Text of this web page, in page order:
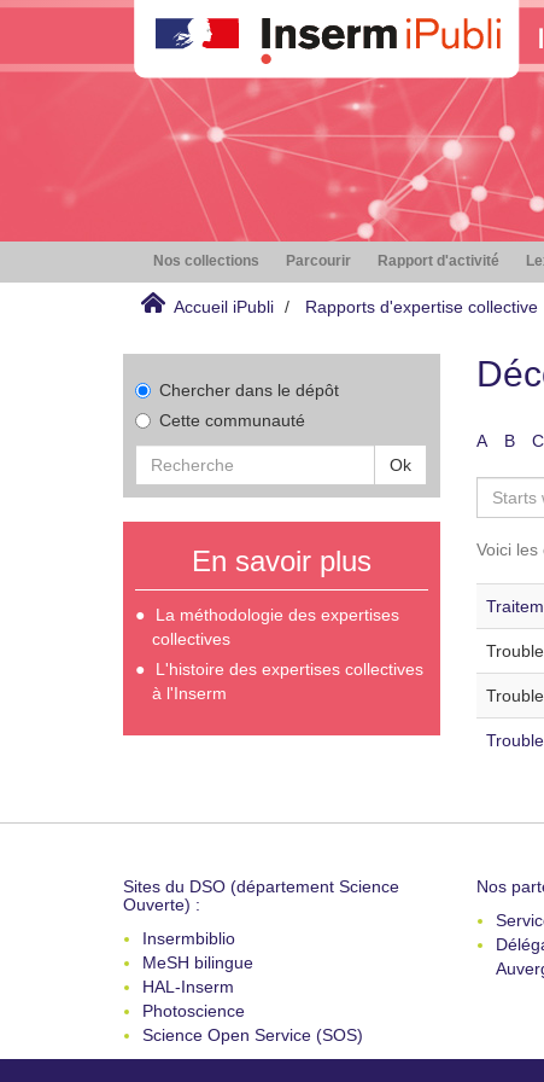
Nos collections Parcourir Rapport d'activité
Accueil iPubli Rapports d'expertise collective
Chercher dans le dépôt
Cette communauté
Ok
En savoir plus
La méthodologie des expertises
collectives
L'histoire des expertises collectives
à l'Inserm
A B C
Voici les
Sites du DSO (département Science
Ouverte) :
Insermbiblio
MeSH bilingue
HAL-Inserm
Photoscience
Science Open Service (SOS)
Nos